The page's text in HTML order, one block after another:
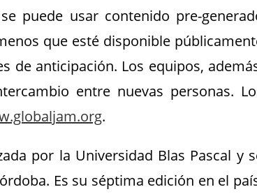
puede usar contenido pre-
que esté disponible
de anticipación. Los equipos,
entre nuevas personas.
.
por la Universidad Blas Pascal y
Es su séptima edición en el